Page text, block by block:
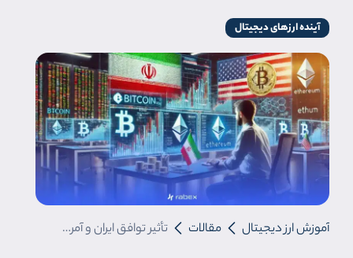
آینده ارزهای دیجیتال
آموزش ارز دیجیتال مقالات تأثیر توافق ایران و آمریکا بر بازار ارز دیجیتال در ایران: یک تحلیل جامع